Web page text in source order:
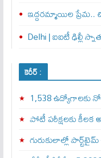
ఇద్దరమ్మాయిల ప్రేమ..
Delhi | ఐఐటీ ఢిల్లీ
కెరీర్ :
1,538 ఉద్యోగాలకు
పోటీ పరీక్షలకు కీలక
గురుకులాల్లో